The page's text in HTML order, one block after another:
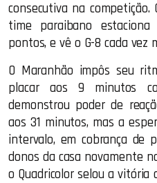
consecutiva na
time paraibano
pontos, e vê o G-8 cada vez
O Maranhão impôs seu
placar aos 9 minutos
demonstrou poder de
aos 31 minutos, mas a
intervalo, em cobrança de
donos da casa novamente
o Quadricolor selou a vitória